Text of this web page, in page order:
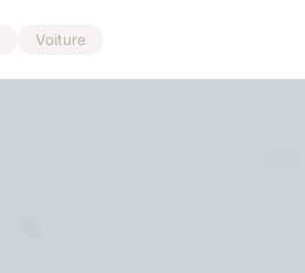
Voiture